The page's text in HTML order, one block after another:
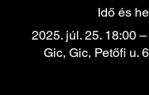
Idő és
2025. júl. 25. 18:00
Gic, Gic, Petőfi u.